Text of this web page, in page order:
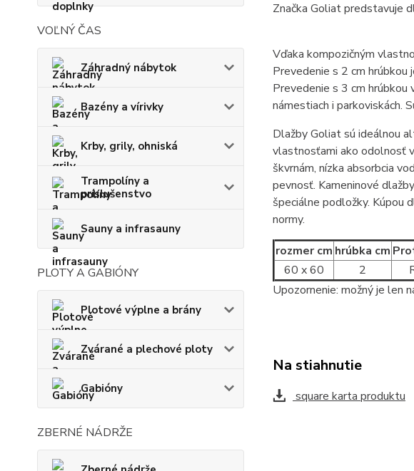
VOĽNÝ ČAS
Záhradný nábytok
Bazény a vírivky
Krby, grily, ohniská
Trampolíny a
príslušenstvo
Sauny a infrasauny
PLOTY A GABIÓNY
Plotové výplne a brány
Zvárané a plechové ploty
Gabióny
ZBERNÉ NÁDRŽE
Značka Goliat predstavuje
Vďaka kompozičným
Prevedenie s 2 cm hrúbkou
Prevedenie s 3 cm hrúbkou
námestiach i parkoviskách.
Dlažby Goliat sú ideálnou
vlastnosťami ako odolnosť
škvrnám, nízka absorbcia
pevnosť. Kameninové
špeciálne podložky. Kúpou
normy.
rozmer cm hrúbka cm
60 x 60
2
Upozornenie: možný je len
Na stiahnutie
square karta produktu